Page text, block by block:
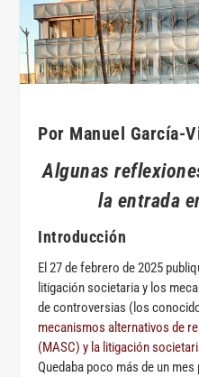
Por Manuel García-
Algunas
la entrada
Introducción
El 27 de febrero de 2025
litigación societaria y los
de controversias (los
mecanismos alternativos de
(MASC) y la litigación
Quedaba poco más de un